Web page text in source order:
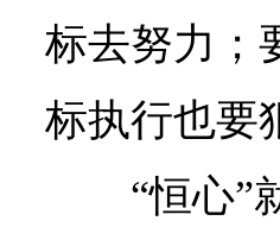
标去努力；
标执行也要
“恒心”